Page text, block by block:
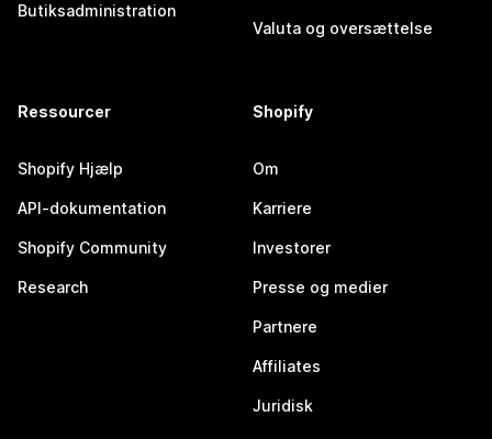
Butiksadministration
Valuta og oversættelse
Ressourcer
Shopify Hjælp
API-dokumentation
Shopify Community
Research
Shopify
Om
Karriere
Investorer
Presse og medier
Partnere
Affiliates
Juridisk